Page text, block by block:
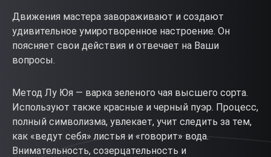
Движения мастера завораживают и создают
удивительное умиротворенное настроение. Он
поясняет свои действия и отвечает на Ваши
вопросы.
Метод Лу Юя — варка зеленого чая высшего сорта.
Используют также красные и черный пуэр. Процесс,
полный символизма, увлекает, учит следить за тем,
как «ведут себя» листья и «говорит» вода.
Внимательность, созерцательность и